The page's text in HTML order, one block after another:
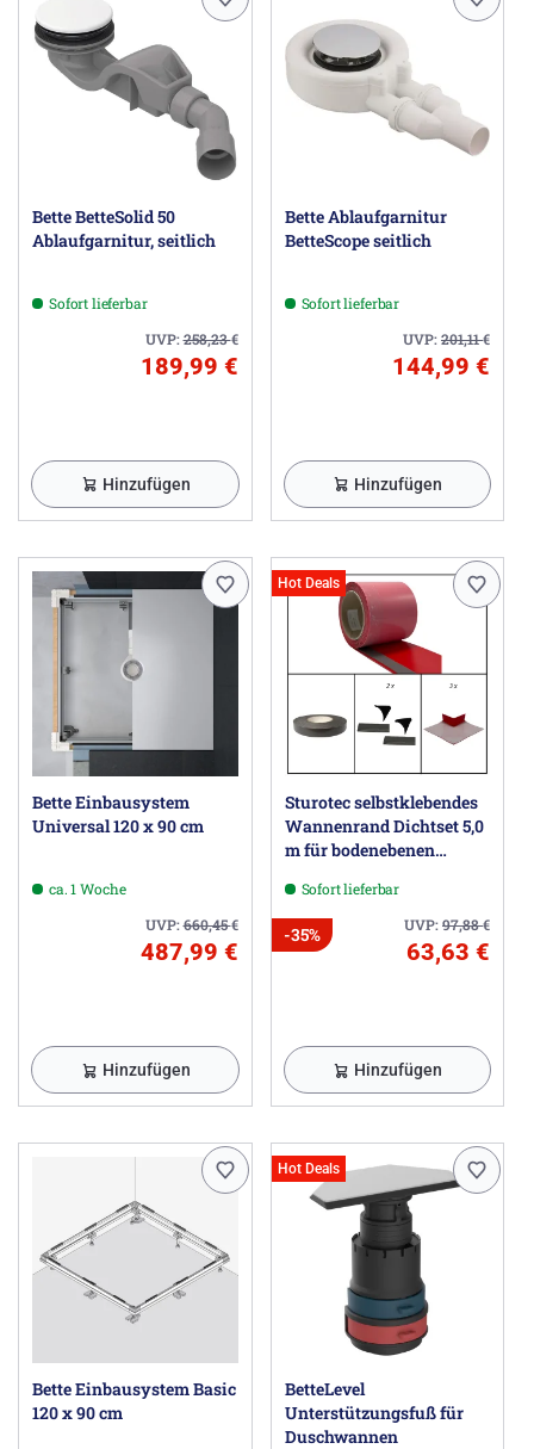
Bette BetteSolid 50
Ablaufgarnitur, seitlich
Sofort lieferbar
UVP:258,23€
189,99 €
Hinzufügen
Bette Ablaufgarnitur
BetteScope seitlich
Sofort lieferbar
UVP:201,11€
144,99 €
Hinzufügen
Bette Einbausystem
Universal 120 x 90 cm
ca. 1 Woche
UVP:660,45€
487,99 €
Hinzufügen
Hot Deals
Sturotec selbstklebendes
Wannenrand Dichtset 5,0
m für bodenebenen
Badewanne,
Sofort lieferbar
UVP:97,88€
-35%
63,63 €
Hinzufügen
Bette Einbausystem Basic
120 x 90 cm
Hot Deals
BetteLevel
Unterstützungsfuß für
Duschwannen